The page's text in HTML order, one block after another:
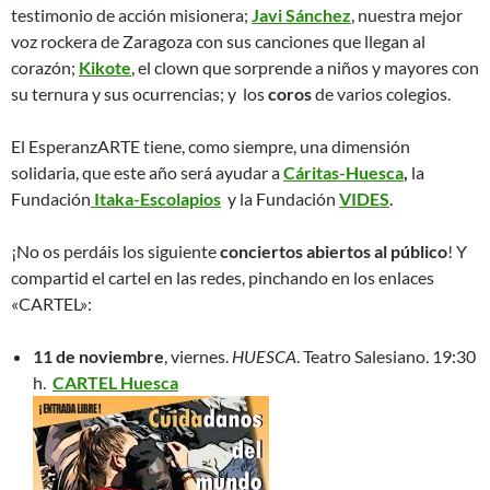
testimonio de acción misionera; Javi Sánchez , nuestra mejor
voz rockera de Zaragoza con sus canciones que llegan al
corazón; Kikote , el clown que sorprende a niños y mayores con
su ternura y sus ocurrencias; y loscorosde varios colegios.
El EsperanzARTE tiene, como siempre, una dimensión
solidaria, que este año será ayudar aCáritas-Huesca la
Fundación Itaka-Escolapios y la Fundación VIDES
¡No os perdáis los siguienteconciertos abiertos al público! Y
compartid el cartel en las redes, pinchando en los enlaces
«CARTEL»:
11 de noviembre , viernes. HUESCA . Teatro Salesiano. 19:30
h. CARTEL Huesca